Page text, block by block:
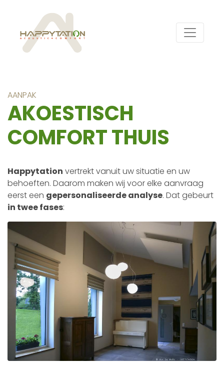
AANPAK
AKOESTISCH
COMFORT THUIS
Happytation vertrekt vanuit uw situatie en uw
behoeften. Daarom maken wij voor elke aanvraag
eerst een gepersonaliseerde analyse. Dat gebeurt
in twee fases: